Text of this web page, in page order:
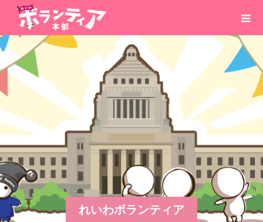
れいわボランティア